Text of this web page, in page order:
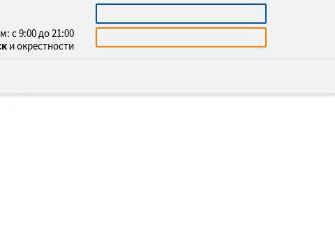
с 9:00 до 21:00
и окрестности